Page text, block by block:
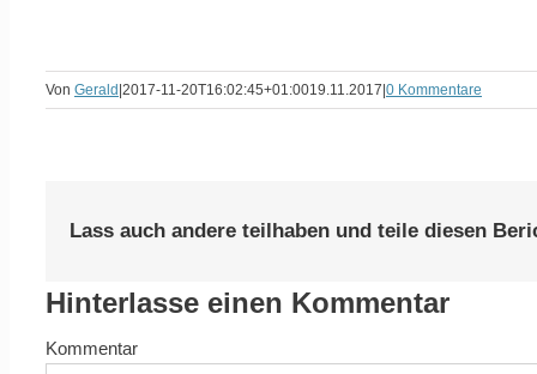
Von Gerald 2017-11-20T16:02:45+01:0019.11.2017 0 Kommentare
Lass auch andere teilhaben und teile diesen
Hinterlasse einen Kommentar
Kommentar